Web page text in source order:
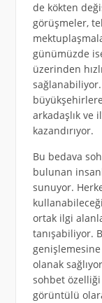
de kökten
görüşmeler,
günümüzde
üzerinden
arkadaşlık ve
kazandırıyor.
Bu bedava
bulunan
sunuyor.
ortak ilgi
tanışabiliyor.
genişlemesine
olanak
sohbet özelliği
görüntülü